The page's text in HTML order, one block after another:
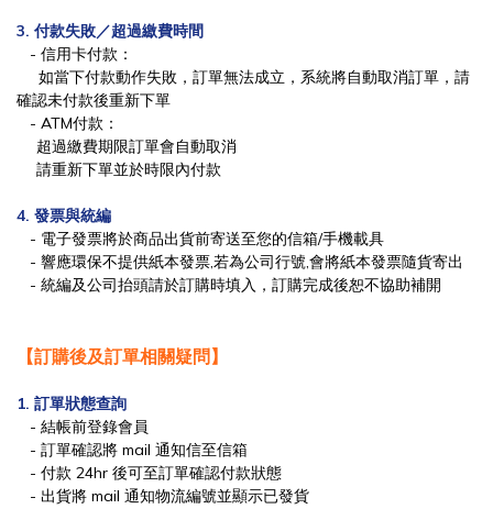
3. 付款失敗／超過繳費時間
- 信用卡付款：
如當下付款動作失敗，訂單無法成立，系統將自動取消訂單，請
確認未付款後重新下單
- ATM付款：
超過繳費期限訂單會自動取消
請重新下單並於時限內付款
4. 發票與統編
- 電子發票將於商品出貨前寄送至您的信箱/手機載具
- 響應環保不提供紙本發票,若為公司行號,會將紙本發票隨貨寄出
- 統編及公司抬頭請於訂購時填入，訂購完成後恕不協助補開
【訂購後及訂單相關疑問】
1. 訂單狀態查詢
- 結帳前登錄會員
- 訂單確認將 mail 通知信至信箱
- 付款 24hr 後可至訂單確認付款狀態
- 出貨將 mail 通知物流編號並顯示已發貨